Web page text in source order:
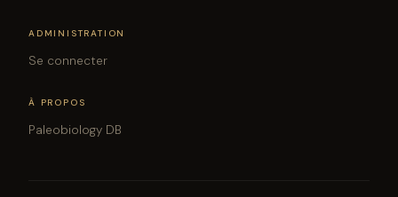
ADMINISTRATION
Se connecter
À PROPOS
Paleobiology DB